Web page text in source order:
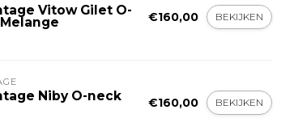
Vitow Gilet O- €160,00 BEKIJKEN
Niby O-neck €160,00 BEKIJKEN